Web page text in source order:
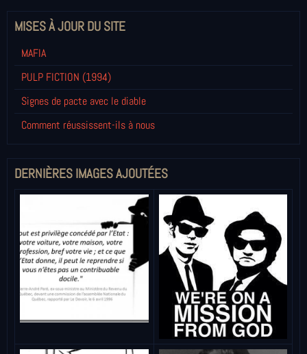
MISES À JOUR DU SITE
MAFIA
PULP FICTION (1994)
Signes de pacte avec le diable
Comment réussissent-ils à nous
DERNIÈRES IMAGES AJOUTÉES